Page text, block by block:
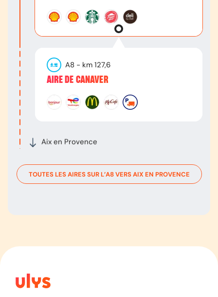
Aix en Provence
A8 - km 127,6
AIRE DE CANAVER
TOUTES LES AIRES SUR L’A8VERSAIX EN PROVENCE